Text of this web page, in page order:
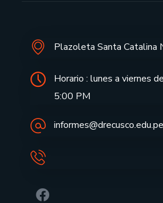
Plazoleta Santa Catalina
Horario : lunes a viernes
5:00 PM
informes@drecusco.edu.pe